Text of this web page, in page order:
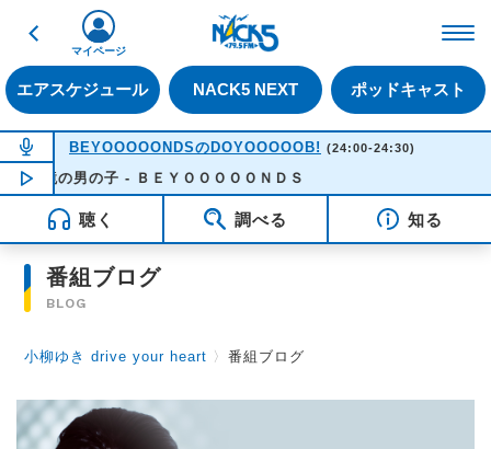
戻る
エアスケジュール NACK5 NEXT ポッドキャスト
マイページ
NOW ON AIR
BEYOOOOONDSのDOYOOOOOB! (24:00-24:30)
NOW PLAYING 00:04
眼鏡の男の子 - ＢＥＹＯＯＯＯＯＮＤＳ
聴く 調べる 知る
番組ブログ
BLOG
小柳ゆき drive your heart 〉番組ブログ